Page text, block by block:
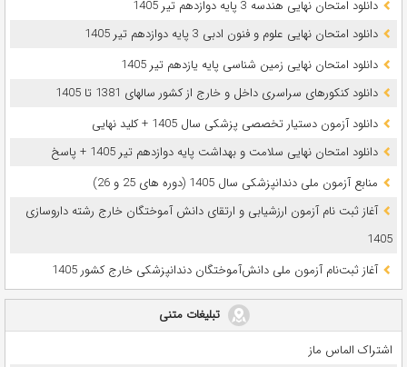
دانلود امتحان نهایی هندسه 3 پایه دوازدهم تیر 1405
دانلود امتحان نهایی علوم و فنون ادبی 3 پایه دوازدهم تیر 1405
دانلود امتحان نهایی زمین شناسی پایه یازدهم تیر 1405
دانلود کنکورهای سراسری داخل و خارج از کشور سالهای 1381 تا 1405
دانلود آزمون دستیار تخصصی پزشکی سال 1405 + کلید نهایی
دانلود امتحان نهایی سلامت و بهداشت پایه دوازدهم تیر 1405 + پاسخ
ﻣﻨﺎﺑﻊ آزﻣﻮن ﻣﻠﯽ دندانپزشکی سال 1405 (دوره های 25 و 26)
آغاز ثبت نام آزمون‌ ارزشیابی و ارتقای دانش آموختگان خارج رشته داروسازی
1405
آغاز ثبت‌نام آزمون ملی دانش‌آموختگان دندانپزشکی خارج کشور 1405
تبلیغات متنی
اشتراک الماس ماز